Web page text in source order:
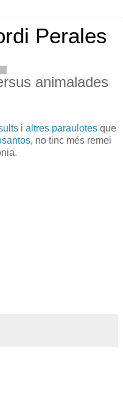
Perales
animalades
i altres paraulotes que
, no tinc més remei